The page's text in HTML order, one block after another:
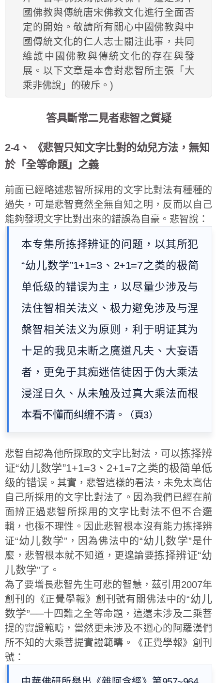
國佛教與傳統唐宋佛教文化進行全面否
定的開始。敬請所有關心中國佛教與中
國傳統文化的仁人志士關注此事，共同
維護中國佛教與傳統文化的存在與發
展。以下文章是本會對悲智所主張「大
乘非佛說」的破斥。)
答具斷常二見者悲智之質疑
2-4、 《悲智只知文字比對的幼兒方法，無知
於「全等命題」之義
前面已經略述悲智所採用的文字比對法有種種的
過失，可是悲智竟然全無自知之明，反而以自己
能夠發現文字比對出來的錯誤為自豪。悲智說：
本专集所拣择辨证的问题，以其所犯
“幼儿数学”1+1=3、2+1=7之类的极简
单低级的错误为主，以尽量少涉及与
法住智相关法义、极力避免涉及与涅
槃智相关法义为原则，利于明证其为
十足的我见未断之魔道凡夫、大妄语
者，更免于其痴迷信徒因于伪大乘法
浸淫日久、从未触及过真大乘法而根
本看不懂而纠缠不清。（頁3）
悲智自認為他所採取的文字比對法，可以拣择辨
证“幼儿数学”1+1=3、2+1=7之类的极简单低
级的错误 。其實，悲智這樣的看法，未免太高估
自己所採用的文字比對法了。因為我們已經在前
面辨正過悲智所採用的文字比對法不但不合邏
輯，也極不理性。因此悲智根本沒有能力拣择辨
证“幼儿数学”，因為佛法中的“幼儿数学”是什
麼，悲智根本就不知道，更遑論要拣择辨证“幼
儿数学”了。
為了要增長悲智先生可悲的智慧，茲引用2007年
創刊的《正覺學報》創刊號有關佛法中的“幼儿
数学”──十四難之全等命題，這還未涉及二乘菩
提的實證範疇，當然更未涉及不迴心的阿羅漢們
所不知的大乘菩提實證範疇。《正覺學報》創刊
號：